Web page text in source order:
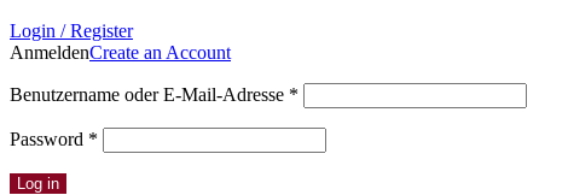
Login / Register
AnmeldenCreate an Account
Benutzername oder E-Mail-Adresse *
Password *
Log in